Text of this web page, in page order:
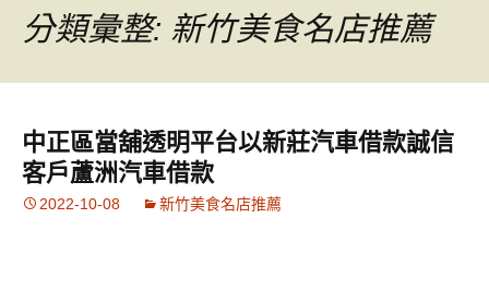
要
內
鍵
字:
分類彙整: 新竹美食名店推薦
中正區當舖透明平台以新莊汽車借款誠信
客戶蘆洲汽車借款
2022-10-08 新竹美食名店推薦